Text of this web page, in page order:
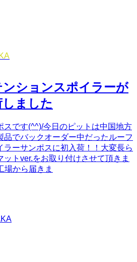
ションスポイラーが
ました
スです(^^)/今日のピットは中国地方
品でバックオーダー中だったルーフ
ラーサンポスに初入荷！！大変長ら
ットver.をお取り付けさせて頂きま
場から届きま